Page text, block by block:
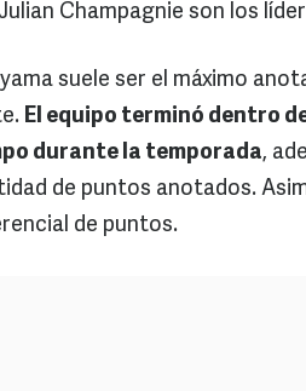
Champagnie son los
suele ser el máximo
El equipo terminó dentro
durante la temporada,
de puntos anotados.
de puntos.